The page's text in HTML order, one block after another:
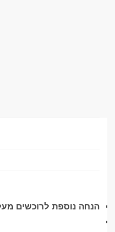
הנחה נוספת לרוכשים מעל 5 מיטות